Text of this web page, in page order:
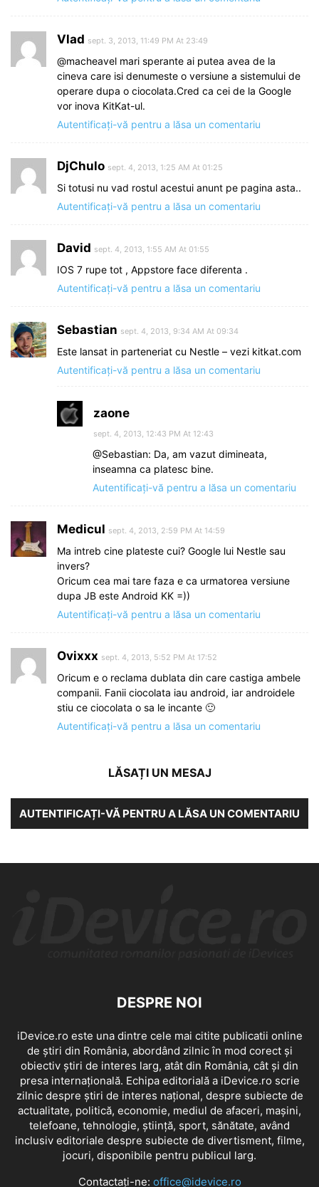
Vlad sept. 3, 2013, 11:49 PM At 23:49
@macheavel mari sperante ai putea avea de la
cineva care isi denumeste o versiune a sistemului de
operare dupa o ciocolata.Cred ca cei de la Google
vor inova KitKat-ul.
Autentificați-vă pentru a lăsa un comentariu
DjChulo sept. 4, 2013, 1:25 AM At 01:25
Si totusi nu vad rostul acestui anunt pe pagina asta..
Autentificați-vă pentru a lăsa un comentariu
David sept. 4, 2013, 1:55 AM At 01:55
IOS 7 rupe tot , Appstore face diferenta .
Autentificați-vă pentru a lăsa un comentariu
Sebastian sept. 4, 2013, 9:34 AM At 09:34
Este lansat in parteneriat cu Nestle – vezi kitkat.com
Autentificați-vă pentru a lăsa un comentariu
zaone
sept. 4, 2013, 12:43 PM At 12:43
@Sebastian: Da, am vazut dimineata,
inseamna ca platesc bine.
Autentificați-vă pentru a lăsa un comentariu
Medicul sept. 4, 2013, 2:59 PM At 14:59
Ma intreb cine plateste cui? Google lui Nestle sau
invers?
Oricum cea mai tare faza e ca urmatorea versiune
dupa JB este Android KK =))
Autentificați-vă pentru a lăsa un comentariu
Ovixxx sept. 4, 2013, 5:52 PM At 17:52
Oricum e o reclama dublata din care castiga ambele
companii. Fanii ciocolata iau android, iar androidele
stiu ce ciocolata o sa le incante 🙂
Autentificați-vă pentru a lăsa un comentariu
LĂSAȚI UN MESAJ
AUTENTIFICAȚI-VĂ PENTRU A LĂSA UN COMENTARIU
DESPRE NOI
iDevice.ro este una dintre cele mai citite publicatii online
de știri din România, abordând zilnic în mod corect și
obiectiv știri de interes larg, atât din România, cât și din
presa internațională. Echipa editorială a iDevice.ro scrie
zilnic despre știri de interes național, despre subiecte de
actualitate, politică, economie, mediul de afaceri, mașini,
telefoane, tehnologie, știință, sport, sănătate, având
inclusiv editoriale despre subiecte de divertisment, filme,
jocuri, disponibile pentru publicul larg.
Contactați-ne: office@idevice.ro